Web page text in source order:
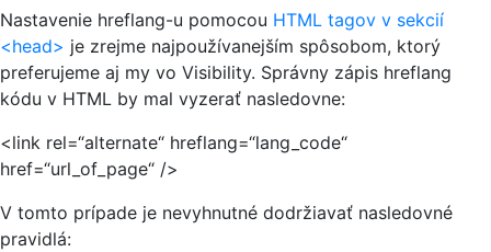
Nastavenie hreflang-u pomocou HTML tagov v sekcií
<head> je zrejme najpoužívanejším spôsobom, ktorý
preferujeme aj my vo Visibility. Správny zápis hreflang
kódu v HTML by mal vyzerať nasledovne:
<link rel=“alternate“ hreflang=“lang_code“
href=“url_of_page“ />
V tomto prípade je nevyhnutné dodržiavať nasledovné
pravidlá: